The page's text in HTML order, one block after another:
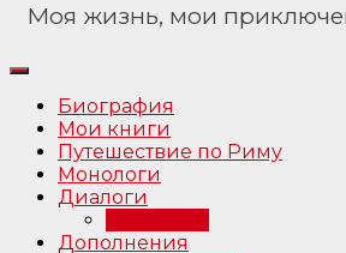
Моя жизнь, мои
Биография
Мои книги
Путешествие по Риму
Монологи
Диалоги
Дополнения